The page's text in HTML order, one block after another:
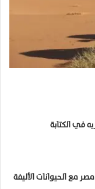
في الكتابة
مصر مع الحيوانات الأليفة